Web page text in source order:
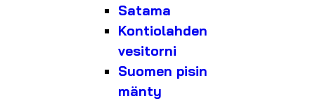
Satama
Kontiolahden
vesitorni
Suomen pisin
mänty